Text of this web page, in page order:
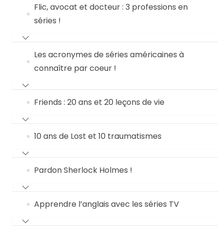
Flic, avocat et docteur : 3 professions en
séries !
Les acronymes de séries américaines à
connaître par coeur !
Friends : 20 ans et 20 leçons de vie
10 ans de Lost et 10 traumatismes
Pardon Sherlock Holmes !
Apprendre l’anglais avec les séries TV